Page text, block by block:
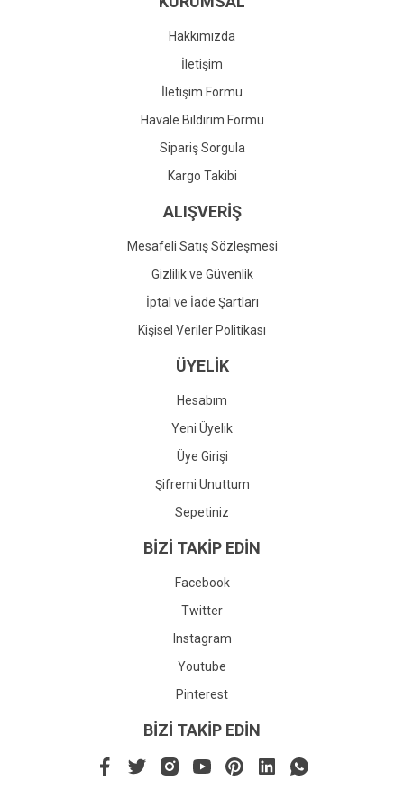
Gönder
Hakkımızda
İletişim
İletişim Formu
Havale Bildirim Formu
Sipariş Sorgula
Kargo Takibi
ALIŞVERİŞ
Mesafeli Satış Sözleşmesi
Gizlilik ve Güvenlik
İptal ve İade Şartları
Kişisel Veriler Politikası
ÜYELİK
Hesabım
Yeni Üyelik
Üye Girişi
Şifremi Unuttum
Sepetiniz
BİZİ TAKİP EDİN
Facebook
Twitter
Instagram
Youtube
Pinterest
BİZİ TAKİP EDİN